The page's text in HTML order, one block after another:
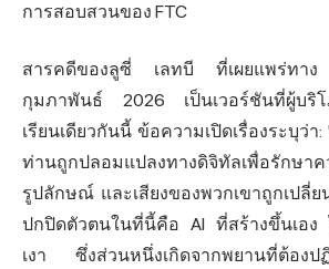
การสอบสวนของ FTC
สารคดีของลูซี่ เลทบี ที่เผยแพร่ทา
กุมภาพันธ์ 2026 เป็นเวอร์ชันที่ผู้บริโ
เรียนเดียวกันนี้ ข้อความเปิดเรื่องระบุว่
ท่านถูกปลอมแปลงทางดิจิทัลเพื่อรักษา
รูปลักษณ์ และเสียงของพวกเขาถูกเปลี่
ปกปิดตัวตนในที่นี้คือ AI ที่สร้างขึ้นเอง
เงา ซึ่งส่วนหนึ่งเกิดจากพยานที่ต้องป